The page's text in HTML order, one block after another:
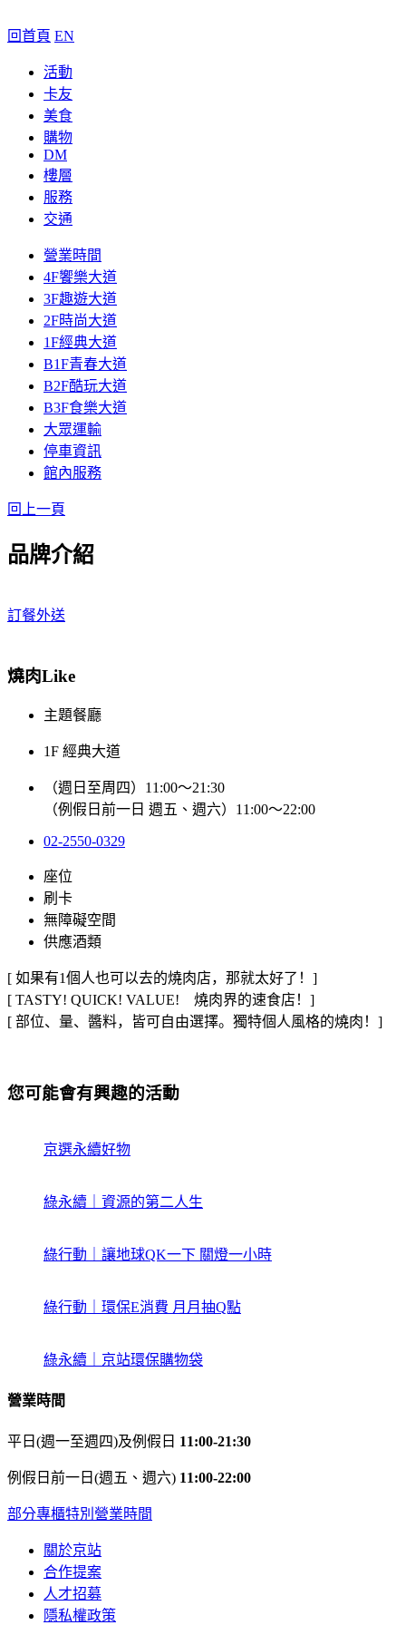
回首頁 EN
活動
卡友
美食
購物
DM
樓層
服務
交通
營業時間
4F饗樂大道
3F趣遊大道
2F時尚大道
1F經典大道
B1F青春大道
B2F酷玩大道
B3F食樂大道
大眾運輸
停車資訊
館內服務
回上一頁
品牌介紹
訂餐外送
燒肉Like
主題餐廳
1F 經典大道
（週日至周四）11:00～21:30
（例假日前一日 週五、週六）11:00～22:00
02-2550-0329
座位
刷卡
無障礙空間
供應酒類
[ 如果有1個人也可以去的燒肉店，那就太好了！ ]
[ TASTY! QUICK! VALUE! 燒肉界的速食店！ ]
[ 部位、量、醬料，皆可自由選擇。獨特個人風格的燒肉！ ]
您可能會有興趣的活動
京選永續好物
綠永續｜資源的第二人生
綠行動｜讓地球QK一下 關燈一小時
綠行動｜環保E消費 月月抽Q點
綠永續｜京站環保購物袋
營業時間
平日(週一至週四)及例假日 11:00-21:30
例假日前一日(週五、週六) 11:00-22:00
部分專櫃特別營業時間
關於京站
合作提案
人才招募
隱私權政策